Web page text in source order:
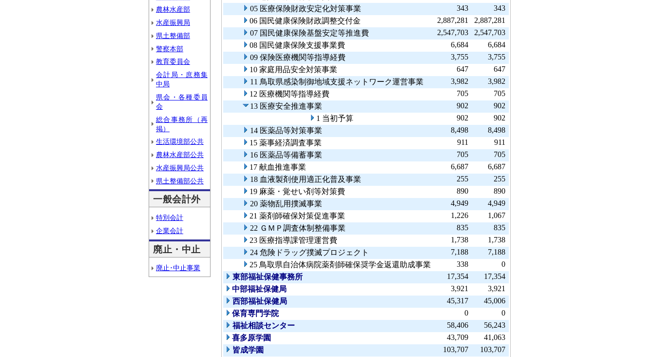
農林水産部
水産振興局
県土整備部
警察本部
教育委員会
会計局・庶務集
中局
県会・各種委員
会
総合事務所（再
掲）
生活環境部公共
農林水産部公共
水産振興局公共
県土整備部公共
一般会計外
特別会計
企業会計
廃止・中止
廃止･中止事業
05 医療保険財政安定化対策事業
343
343
06 国民健康保険財政調整交付金
2,887,281
2,887,281
07 国民健康保険基盤安定等推進費
2,547,703
2,547,703
08 国民健康保険支援事業費
6,684
6,684
09 保険医療機関等指導経費
3,755
3,755
10 家庭用品安全対策事業
647
647
11 鳥取県感染制御地域支援ネットワーク運営事業
3,982
3,982
12 医療機関等指導経費
705
705
13 医療安全推進事業
902
902
1 当初予算
902
902
14 医薬品等対策事業
8,498
8,498
15 薬事経済調査事業
911
911
16 医薬品等備蓄事業
705
705
17 献血推進事業
6,687
6,687
18 血液製剤使用適正化普及事業
255
255
19 麻薬・覚せい剤等対策費
890
890
20 薬物乱用撲滅事業
4,949
4,949
21 薬剤師確保対策促進事業
1,226
1,067
22 ＧＭＰ調査体制整備事業
835
835
23 医療指導課管理運営費
1,738
1,738
24 危険ドラッグ撲滅プロジェクト
7,188
7,188
25 鳥取県自治体病院薬剤師確保奨学金返還助成事業
338
0
東部福祉保健事務所
17,354
17,354
中部福祉保健局
3,921
3,921
西部福祉保健局
45,317
45,006
保育専門学院
0
0
福祉相談センター
58,406
56,243
喜多原学園
43,709
41,063
皆成学園
103,707 103,707